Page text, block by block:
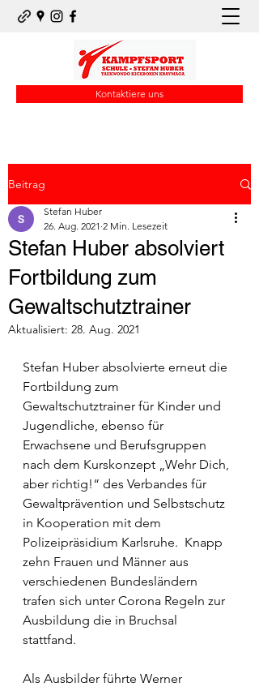
Kontaktiere uns
Beitrag
Stefan Huber absolviert
Fortbildung zum
Gewaltschutztrainer
Stefan Huber
26. Aug. 2021 2 Min. Lesezeit
Aktualisiert: 28. Aug. 2021
Stefan Huber absolvierte erneut die
Fortbildung zum
Gewaltschutztrainer für Kinder und
Jugendliche, ebenso für
Erwachsene und Berufsgruppen
nach dem Kurskonzept „Wehr Dich,
aber richtig!“ des Verbandes für
Gewaltprävention und Selbstschutz
in Kooperation mit dem
Polizeipräsidium Karlsruhe.  Knapp
zehn Frauen und Männer aus
verschiedenen Bundesländern
trafen sich unter Corona Regeln zur
Ausbildung die in Bruchsal
stattfand.
Als Ausbilder führte Werner